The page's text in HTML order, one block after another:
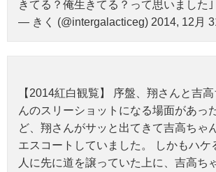
きてる？俺生きてる？って思いました｣
— きく (@intergalacticeg) 2014, 12月
【2014紅白観覧】 序盤、翔さんと吉
んのスリーショットになる場面があっ
ど、翔さんがサッと出てきて吉高ちゃ
エスコートしていました。 しかもハケ
人に先に道を譲っていた上に、吉高ち